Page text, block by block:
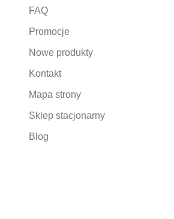
FAQ
Promocje
Nowe produkty
Kontakt
Mapa strony
Sklep stacjonarny
Blog